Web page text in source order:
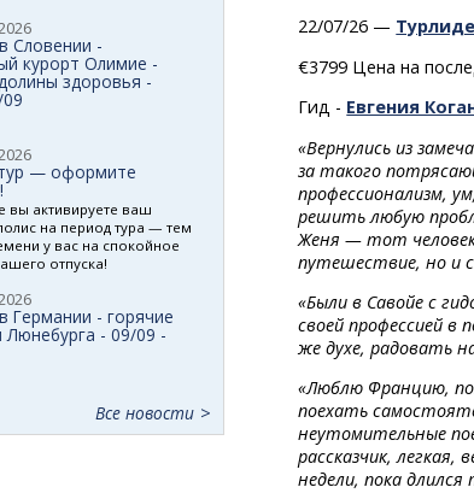
22/07/26 —
€3799 Цена на
Гид - Евгения
«Вернулись из
за такого
профессионализм,
решить любую
Женя — тот
путешествие, но и
«Были в Савойе с
своей профессией
же духе, радовать
«Люблю Францию,
поехать
неутомительные
рассказчик, легкая,
недели, пока длился
Словении -
курорт Олимие -
здоровья -
— оформите
вы активируете ваш
на период тура — тем
у вас на спокойное
отпуска!
Германии - горячие
Люнебурга - 09/09 -
Все новости